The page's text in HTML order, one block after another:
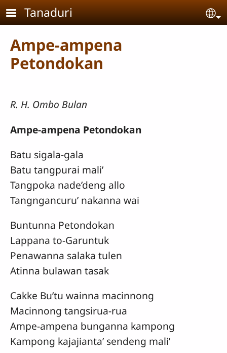
Skip to main content
Tanaduri
Ampe-ampena
Petondokan
R. H. Ombo Bulan
Ampe-ampena Petondokan
Batu sigala-gala
Batu tangpurai mali’
Tangpoka nade’deng allo
Tangngancuru’ nakanna wai
Buntunna Petondokan
Lappana to-Garuntuk
Penawanna salaka tulen
Atinna bulawan tasak
Cakke Bu’tu wainna macinnong
Macinnong tangsirua-rua
Ampe-ampena bunganna kampong
Kampong kajajianta’ sendeng mali’